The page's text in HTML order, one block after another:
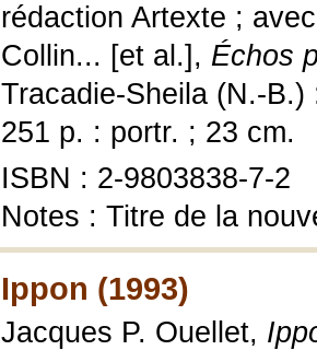
rédaction Artexte ;
Collin... [et al.], Échos
Tracadie-Sheila (N.-
251 p. : portr. ; 23 cm.
ISBN : 2-9803838-7-2
Notes : Titre de la
Ippon (1993)
Jacques P. Ouellet,